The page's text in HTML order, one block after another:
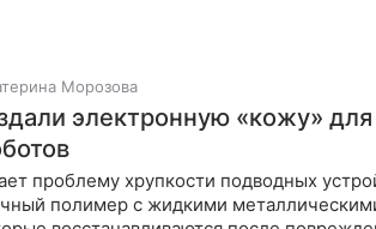
Морозова
электронную «кожу» для
проблему хрупкости подводных
полимер с жидкими